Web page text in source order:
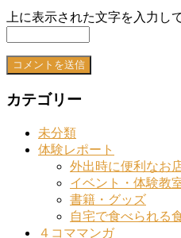
上に表示された文字を入力し
カテゴリー
未分類
体験レポート
外出時に便利なお
イベント・体験教
書籍・グッズ
自宅で食べられる
４コママンガ